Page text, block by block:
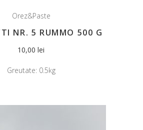
Orez&Paste
NR. 5 RUMMO 500 G
10,00 lei
Greutate: 0.5kg